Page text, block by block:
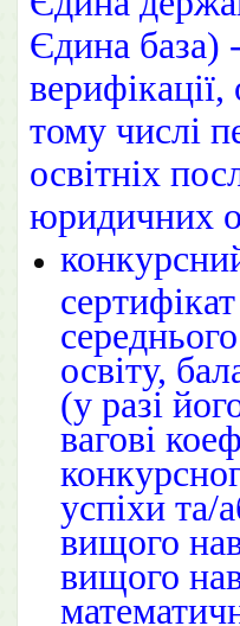
Єдина база)
тому числі
освітніх
юридичних
освіту,
(у разі
вагові
успіхи та/
вищого
вищого